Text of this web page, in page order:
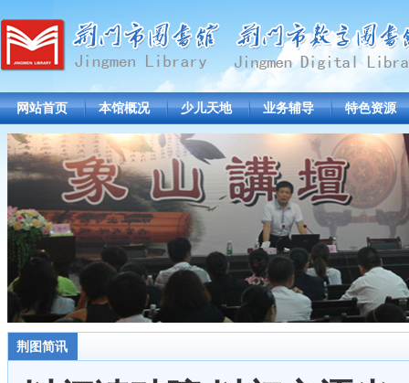
网站首页 本馆概况 少儿天地 业务辅导 特色资源
荆图简讯